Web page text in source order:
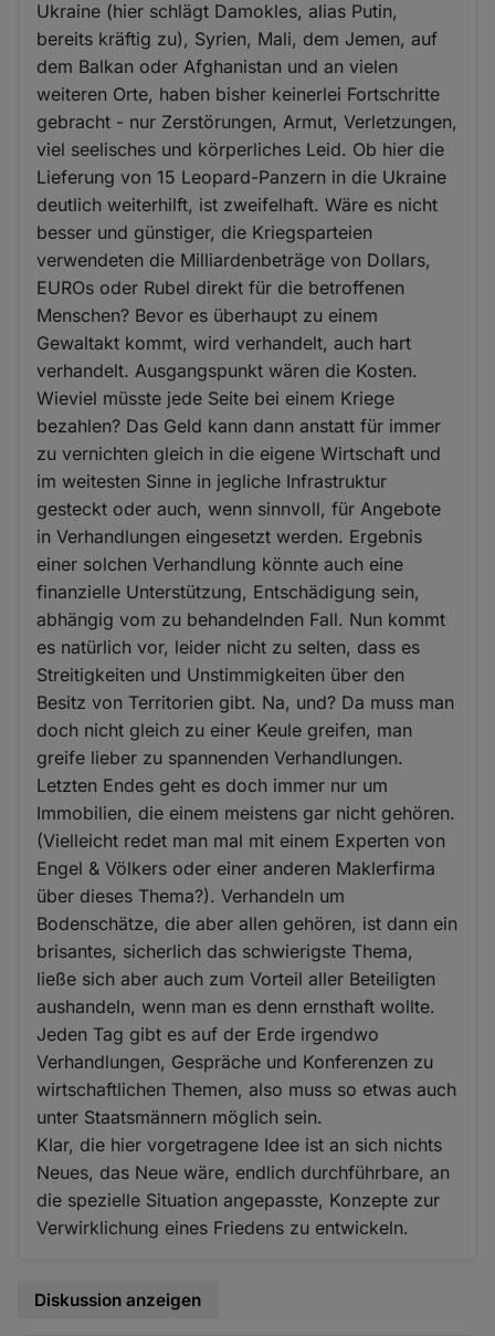
Ukraine (hier schlägt Damokles, alias Putin,
bereits kräftig zu), Syrien, Mali, dem Jemen, auf
dem Balkan oder Afghanistan und an vielen
weiteren Orte, haben bisher keinerlei Fortschritte
gebracht - nur Zerstörungen, Armut, Verletzungen,
viel seelisches und körperliches Leid. Ob hier die
Lieferung von 15 Leopard-Panzern in die Ukraine
deutlich weiterhilft, ist zweifelhaft. Wäre es nicht
besser und günstiger, die Kriegsparteien
verwendeten die Milliardenbeträge von Dollars,
EUROs oder Rubel direkt für die betroffenen
Menschen? Bevor es überhaupt zu einem
Gewaltakt kommt, wird verhandelt, auch hart
verhandelt. Ausgangspunkt wären die Kosten.
Wieviel müsste jede Seite bei einem Kriege
bezahlen? Das Geld kann dann anstatt für immer
zu vernichten gleich in die eigene Wirtschaft und
im weitesten Sinne in jegliche Infrastruktur
gesteckt oder auch, wenn sinnvoll, für Angebote
in Verhandlungen eingesetzt werden. Ergebnis
einer solchen Verhandlung könnte auch eine
finanzielle Unterstützung, Entschädigung sein,
abhängig vom zu behandelnden Fall. Nun kommt
es natürlich vor, leider nicht zu selten, dass es
Streitigkeiten und Unstimmigkeiten über den
Besitz von Territorien gibt. Na, und? Da muss man
doch nicht gleich zu einer Keule greifen, man
greife lieber zu spannenden Verhandlungen.
Letzten Endes geht es doch immer nur um
Immobilien, die einem meistens gar nicht gehören.
(Vielleicht redet man mal mit einem Experten von
Engel & Völkers oder einer anderen Maklerfirma
über dieses Thema?). Verhandeln um
Bodenschätze, die aber allen gehören, ist dann ein
brisantes, sicherlich das schwierigste Thema,
ließe sich aber auch zum Vorteil aller Beteiligten
aushandeln, wenn man es denn ernsthaft wollte.
Jeden Tag gibt es auf der Erde irgendwo
Verhandlungen, Gespräche und Konferenzen zu
wirtschaftlichen Themen, also muss so etwas auch
unter Staatsmännern möglich sein.
Klar, die hier vorgetragene Idee ist an sich nichts
Neues, das Neue wäre, endlich durchführbare, an
die spezielle Situation angepasste, Konzepte zur
Verwirklichung eines Friedens zu entwickeln.
Diskussion anzeigen